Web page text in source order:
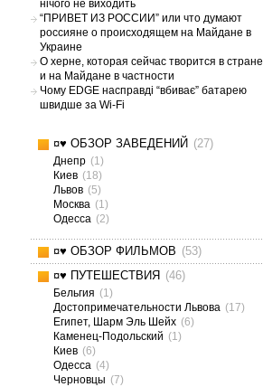
нічого не виходить
“ПРИВЕТ ИЗ РОССИИ” или что думают
россияне о происходящем на Майдане в
Украине
О херне, которая сейчас творится в стране
и на Майдане в частности
Чому EDGE насправді “вбиває” батарею
швидше за Wi-Fi
¤♥ ОБЗОР ЗАВЕДЕНИЙ (27)
Днепр (1)
Киев (18)
Львов (5)
Москва (1)
Одесса (2)
¤♥ ОБЗОР ФИЛЬМОВ (53)
¤♥ ПУТЕШЕСТВИЯ (46)
Бельгия (1)
Достопримечательности Львова (17)
Египет, Шарм Эль Шейх (6)
Каменец-Подольский (1)
Киев (6)
Одесса (4)
Черновцы (7)